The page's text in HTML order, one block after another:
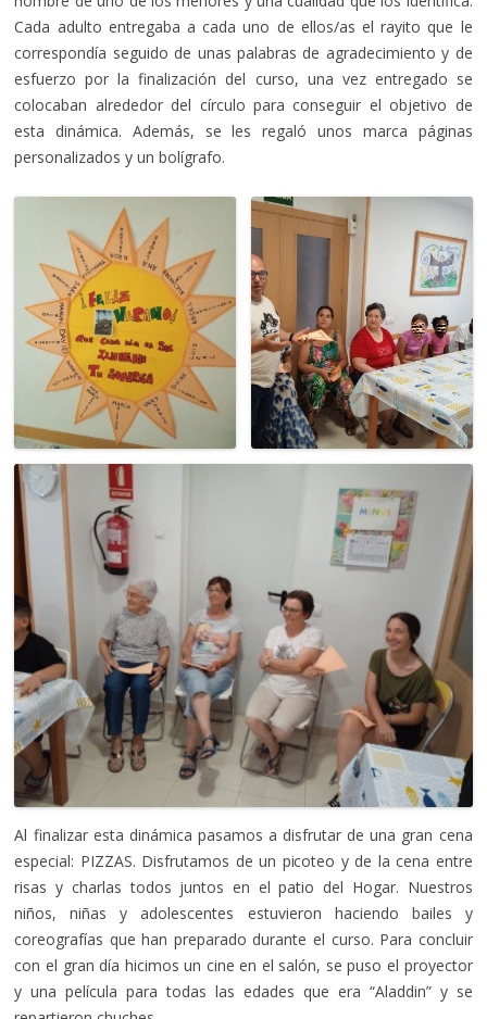
Cada adulto entregaba a cada uno de ellos/as el rayito que le
correspondía seguido de unas palabras de agradecimiento y de
esfuerzo por la finalización del curso, una vez entregado se
colocaban alrededor del círculo para conseguir el objetivo de
esta dinámica. Además, se les regaló unos marca páginas
personalizados y un bolígrafo.
Al finalizar esta dinámica pasamos a disfrutar de una gran cena
especial: PIZZAS. Disfrutamos de un picoteo y de la cena entre
risas y charlas todos juntos en el patio del Hogar. Nuestros
niños, niñas y adolescentes estuvieron haciendo bailes y
coreografías que han preparado durante el curso. Para concluir
con el gran día hicimos un cine en el salón, se puso el proyector
y una película para todas las edades que era “Aladdin” y se